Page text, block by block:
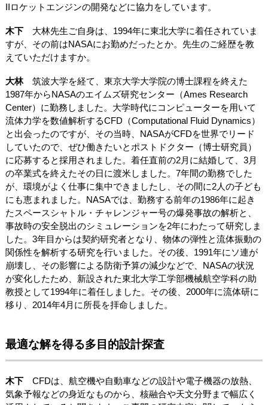
IIロケットエンジンの開発などに協力をしています。
木下大林先生ご自身は、1994年に東北大学に着任されていま
すが、その前はNASAにお勤めだったとか。先生のご経歴を教
えていただけますか。
大林筑波大学を経て、東京大学大学院の博士課程を終えた
1987年からNASAのエイムズ研究センター（Ames Research
Center）に勤務しました。大学時代にコンピューターを用いて
流体力学を数値解析するCFD（Computational Fluid Dynamics）
と出会ったのですが、その当時、NASAがCFDを世界でリード
していたので、ぜひ働きたいとポストドクター（博士研究員）
に応募すると採用されました。着任直前の2月に結婚して、3月
の卒業式を終えたその日に渡米しました。7年間の勤務でした
が、環境がよく仕事に集中できましたし、その間に2人の子ども
にも恵まれました。NASAでは、勤務する前年の1986年に起き
たスペースシャトル・チャレンジャー号の爆発事故の解析と、
事故時の安全脱出のシミュレーションを2年にわたって研究しま
した。3年目からは契約研究者となり、物体の弾性と流体振動の
関係性を解析する研究を行いました。その後、1991年にソ連が
崩壊し、その影響による防衛予算の減少などで、NASAの状況
が変化したため、新設された東北大学工学部機械航空学科の助
教授として1994年に着任しました。その後、2000年に流体研に
移り、2014年4月に所長を拝命しました。
最適な解を得る多目的設計探査
木下CFDは、航空機や自動車などの設計や電子機器の放熱、
気象予報などの身近なものから、核融合や天文分野まで幅広く